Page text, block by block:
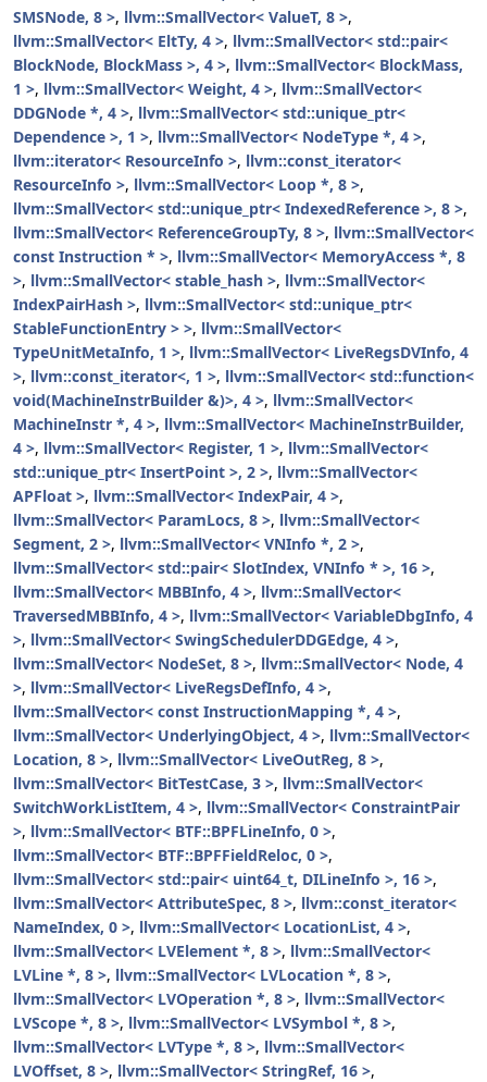
SMSNode, 8 >, llvm::SmallVector< ValueT, 8 >,
llvm::SmallVector< EltTy, 4 >, llvm::SmallVector< std::pair<
BlockNode, BlockMass >, 4 >, llvm::SmallVector< BlockMass,
1 >, llvm::SmallVector< Weight, 4 >, llvm::SmallVector<
DDGNode *, 4 >, llvm::SmallVector< std::unique_ptr<
Dependence >, 1 >, llvm::SmallVector< NodeType *, 4 >,
llvm::iterator< ResourceInfo >, llvm::const_iterator<
ResourceInfo >, llvm::SmallVector< Loop *, 8 >,
llvm::SmallVector< std::unique_ptr< IndexedReference >, 8 >,
llvm::SmallVector< ReferenceGroupTy, 8 >, llvm::SmallVector<
const Instruction * >, llvm::SmallVector< MemoryAccess *, 8
>, llvm::SmallVector< stable_hash >, llvm::SmallVector<
IndexPairHash >, llvm::SmallVector< std::unique_ptr<
StableFunctionEntry > >, llvm::SmallVector<
TypeUnitMetaInfo, 1 >, llvm::SmallVector< LiveRegsDVInfo, 4
>, llvm::const_iterator<, 1 >, llvm::SmallVector< std::function<
void(MachineInstrBuilder &)>, 4 >, llvm::SmallVector<
MachineInstr *, 4 >, llvm::SmallVector< MachineInstrBuilder,
4 >, llvm::SmallVector< Register, 1 >, llvm::SmallVector<
std::unique_ptr< InsertPoint >, 2 >, llvm::SmallVector<
APFloat >, llvm::SmallVector< IndexPair, 4 >,
llvm::SmallVector< ParamLocs, 8 >, llvm::SmallVector<
Segment, 2 >, llvm::SmallVector< VNInfo *, 2 >,
llvm::SmallVector< std::pair< SlotIndex, VNInfo * >, 16 >,
llvm::SmallVector< MBBInfo, 4 >, llvm::SmallVector<
TraversedMBBInfo, 4 >, llvm::SmallVector< VariableDbgInfo, 4
>, llvm::SmallVector< SwingSchedulerDDGEdge, 4 >,
llvm::SmallVector< NodeSet, 8 >, llvm::SmallVector< Node, 4
>, llvm::SmallVector< LiveRegsDefInfo, 4 >,
llvm::SmallVector< const InstructionMapping *, 4 >,
llvm::SmallVector< UnderlyingObject, 4 >, llvm::SmallVector<
Location, 8 >, llvm::SmallVector< LiveOutReg, 8 >,
llvm::SmallVector< BitTestCase, 3 >, llvm::SmallVector<
SwitchWorkListItem, 4 >, llvm::SmallVector< ConstraintPair
>, llvm::SmallVector< BTF::BPFLineInfo, 0 >,
llvm::SmallVector< BTF::BPFFieldReloc, 0 >,
llvm::SmallVector< std::pair< uint64_t, DILineInfo >, 16 >,
llvm::SmallVector< AttributeSpec, 8 >, llvm::const_iterator<
NameIndex, 0 >, llvm::SmallVector< LocationList, 4 >,
llvm::SmallVector< LVElement *, 8 >, llvm::SmallVector<
LVLine *, 8 >, llvm::SmallVector< LVLocation *, 8 >,
llvm::SmallVector< LVOperation *, 8 >, llvm::SmallVector<
LVScope *, 8 >, llvm::SmallVector< LVSymbol *, 8 >,
llvm::SmallVector< LVType *, 8 >, llvm::SmallVector<
LVOffset, 8 >, llvm::SmallVector< StringRef, 16 >,